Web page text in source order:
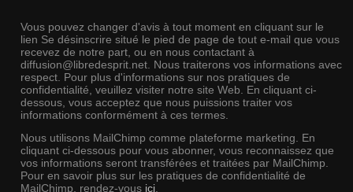
Vous pouvez changer d'avis à tout moment en cliquant sur le
lien Se désinscrire situé le pied de page de tout e-mail que vous
recevez de notre part, ou en nous contactant à
diffusion@libredesprit.net. Nous traiterons vos informations avec
respect. Pour plus d'informations sur nos pratiques de
confidentialité, veuillez visiter notre site Web. En cliquant ci-
dessous, vous acceptez que nous puissions traiter vos
informations conformément à ces termes.
Nous utilisons MailChimp comme plateforme marketing. En
cliquant ci-dessous pour vous abonner, vous reconnaissez que
vos informations seront transférées et traitées par MailChimp.
Pour en savoir plus sur les pratiques de confidentialité de
MailChimp, rendez-vous ici.